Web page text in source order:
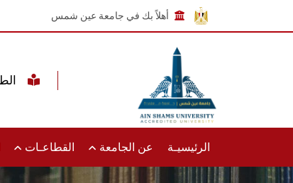
أهلاً بك في جامعة عين شمس
الرئيسيـة عن الجامعة القطاعـات